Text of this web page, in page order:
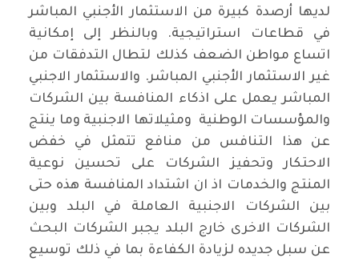
لديها أرصدة كبيرة من الاستثمار الأجنبي المباشر
في قطاعات استراتيجية. وبالنظر إلى إمكانية
اتساع مواطن الضعف كذلك لتطال التدفقات من
غير الاستثمار الأجنبي المباشر. والاستثمار الاجنبي
المباشر يعمل على اذكاء المنافسة بين الشركات
والمؤسسات الوطنية ومثيلاتها الاجنبية وما ينتج
عن هذا التنافس من منافع تتمثل في خفض
الاحتكار وتحفيز الشركات على تحسين نوعية
المنتج والخدمات اذ ان اشتداد المنافسة هذه حتى
بين الشركات الاجنبية العاملة في البلد وبين
الشركات الاخرى خارج البلد يجبر الشركات البحث
عن سبل جديده لزيادة الكفاءة بما في ذلك توسيع